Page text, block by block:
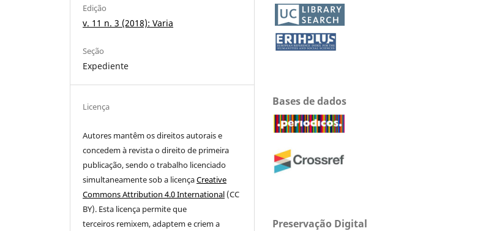
Edição
v. 11 n. 3 (2018): Varia
Seção
Expediente
Licença
Autores mantêm os direitos autorais e
concedem à revista o direito de primeira
publicação, sendo o trabalho licenciado
simultaneamente sob a licençaCreative
Commons Attribution 4.0 International (CC
BY). Esta licença permite que
terceiros remixem, adaptem e criem a
Bases de dados
Preservação Digital